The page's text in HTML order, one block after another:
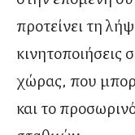
προτείνει τη
κινητοποιήσεις
χώρας, που
και το